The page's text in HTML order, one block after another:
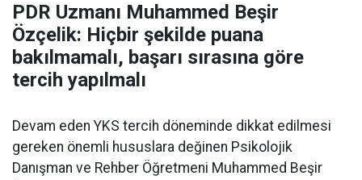
PDR Uzmanı Muhammed Beşir
Özçelik: Hiçbir şekilde puana
bakılmamalı, başarı sırasına göre
tercih yapılmalı
Devam eden YKS tercih döneminde dikkat edilmesi
gereken önemli hususlara değinen Psikolojik
Danışman ve Rehber Öğretmeni Muhammed Beşir